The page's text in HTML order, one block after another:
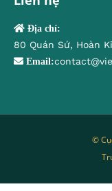
Địa chỉ:
80 Quán Sứ, Hoàn
Email:
©